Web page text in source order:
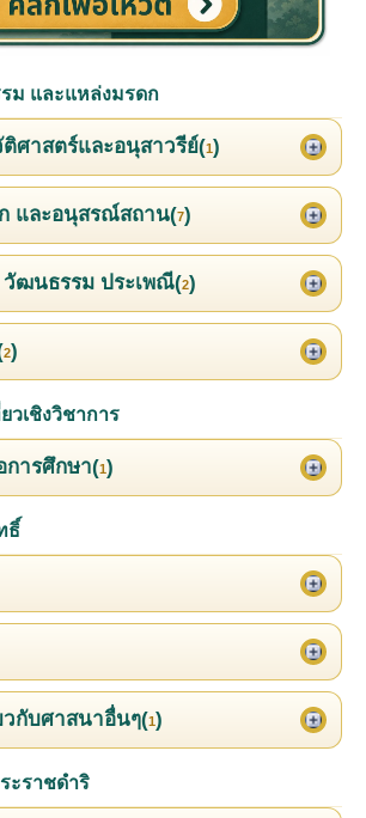
ม และแหล่งมรดก
ติศาสตร์และอนุสาวรีย์(1)
และอนุสรณ์สถาน(7)
ฒนธรรม ประเพณี(2)
2)
วเชิงวิชาการ
การศึกษา(1)
ธิ์
วกับศาสนาอื่นๆ(1)
ะราชดำริ